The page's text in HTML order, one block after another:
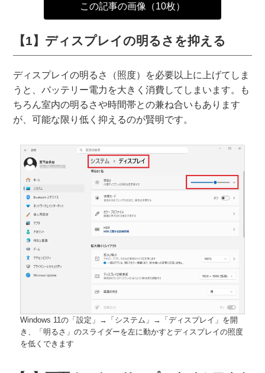
この記事の画像（10枚）
【1】ディスプレイの明るさを抑える
ディスプレイの明るさ（照度）を必要以上に上げてしま
うと、バッテリー電力を大きく消費してしまいます。も
ちろん室内の明るさや時間帯との兼ね合いもあります
が、可能な限り低く抑えるのが賢明です。
Windows 11の「設定」→「システム」→「ディスプレイ」を開
き、「明るさ」のスライダーを左に動かすとディスプレイの照度
を低くできます